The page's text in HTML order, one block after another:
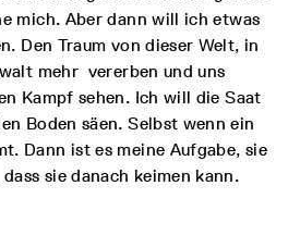
mich. Aber dann will ich etwas
Den Traum von dieser Welt, in
mehr vererben und uns
Kampf sehen. Ich will die Saat
Boden säen. Selbst wenn ein
Dann ist es meine Aufgabe, sie
sie danach keimen kann.